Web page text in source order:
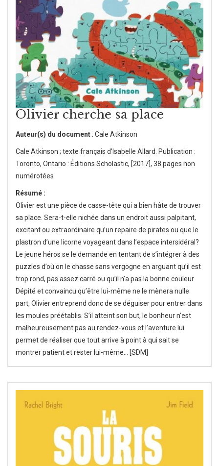
Olivier cherche sa place
Auteur(s) du document : Cale Atkinson
Cale Atkinson ; texte français d’Isabelle Allard. Publication :
Toronto, Ontario : Éditions Scholastic, [2017], 38 pages non
numérotées
Résumé :
Olivier est une pièce de casse-tête qui a bien hâte de trouver
sa place. Sera-t-elle nichée dans un endroit aussi palpitant,
excitant ou extraordinaire qu’un repaire de pirates ou que le
plastron d’une licorne voyageant dans l’espace intersidéral?
Le jeune héros se le demande en tentant de s’intégrer à des
puzzles d’où on le chasse sans vergogne en arguant qu’il est
trop rond, pas assez carré ou qu’il n’a pas la bonne couleur.
Dépité et convaincu qu’être lui-même ne le mènera nulle
part, Olivier entreprend donc de se déguiser pour entrer dans
les moules préétablis. S’il atteint son but, le bonheur n’est
malheureusement pas au rendez-vous et l’aventure lui
permet de réaliser que tout arrive à point à qui sait se
montrer patient et rester lui-même… [SDM]